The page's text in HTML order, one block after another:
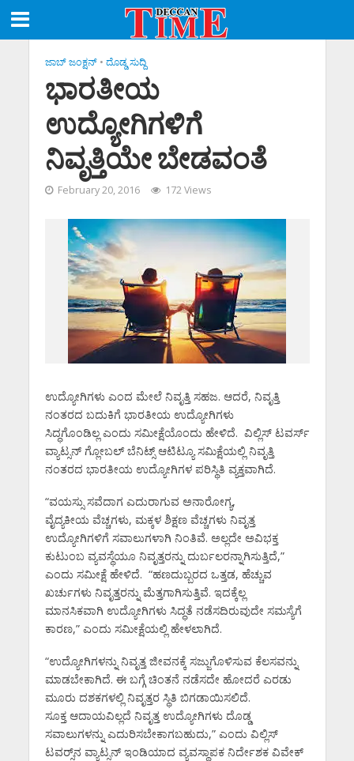
ಜಾಬ್ ಜಂಕ್ಷನ್ • ದೊಡ್ಡ ಸುದ್ದಿ
ಭಾರತೀಯ
ಉದ್ಯೋಗಿಗಳಿಗೆ
ನಿವೃತ್ತಿಯೇ ಬೇಡವಂತೆ
February 20, 2016 172 Views
ಉದ್ಯೋಗಿಗಳು ಎಂದ ಮೇಲೆ ನಿವೃತ್ತಿ ಸಹಜ. ಆದರೆ, ನಿವೃತ್ತಿ
ನಂತರದ ಬದುಕಿಗೆ ಭಾರತೀಯ ಉದ್ಯೋಗಿಗಳು
ಸಿದ್ಧಗೊಂಡಿಲ್ಲ ಎಂದು ಸಮೀಕ್ಷೆಯೊಂದು ಹೇಳಿದೆ. ವಿಲ್ಲಿಸ್ ಟವರ್ಸ್
ವ್ಯಾಟ್ಸನ್ ಗ್ಲೋಬಲ್ ಬೆನಿಟ್ಸ್ ಆಟಿಟ್ಯೂ ಸಮಿಕ್ಷೆಯಲ್ಲಿ ನಿವೃತ್ತಿ
ನಂತರದ ಭಾರತೀಯ ಉದ್ಯೋಗಿಗಳ ಪರಿಸ್ಥಿತಿ ವ್ಯಕ್ತವಾಗಿದೆ.
“ವಯಸ್ಸು ಸವೆದಾಗ ಎದುರಾಗುವ ಅನಾರೋಗ್ಯ,
ವೈದ್ಯಕೀಯ ವೆಚ್ಚಗಳು, ಮಕ್ಕಳ ಶಿಕ್ಷಣ ವೆಚ್ಚಗಳು ನಿವೃತ್ತ
ಉದ್ಯೋಗಿಗಳಿಗೆ ಸವಾಲುಗಳಾಗಿ ನಿಂತಿವೆ. ಅಲ್ಲದೇ ಅವಿಭಕ್ತ
ಕುಟುಂಬ ವ್ಯವಸ್ಥೆಯೂ ನಿವೃತ್ತರನ್ನು ದುರ್ಬಲರನ್ನಾಗಿಸುತ್ತಿದೆ,”
ಎಂದು ಸಮೀಕ್ಷೆ ಹೇಳಿದೆ. “ಹಣದುಬ್ಬರದ ಒತ್ತಡ, ಹೆಚ್ಚುವ
ಖರ್ಚುಗಳು ನಿವೃತ್ತರನ್ನು ಮೆತ್ತಗಾಗಿಸುತ್ತಿವೆ. ಇದಕ್ಕೆಲ್ಲ
ಮಾನಸಿಕವಾಗಿ ಉದ್ಯೋಗಿಗಳು ಸಿದ್ಧತೆ ನಡೆಸದಿರುವುದೇ ಸಮಸ್ಯೆಗೆ
ಕಾರಣ,” ಎಂದು ಸಮೀಕ್ಷೆಯಲ್ಲಿ ಹೇಳಲಾಗಿದೆ.
“ಉದ್ಯೋಗಿಗಳನ್ನು ನಿವೃತ್ತ ಜೀವನಕ್ಕೆ ಸಜ್ಜುಗೊಳಿಸುವ ಕೆಲಸವನ್ನು
ಮಾಡಬೇಕಾಗಿದೆ. ಈ ಬಗ್ಗೆ ಚಿಂತನೆ ನಡೆಸದೇ ಹೋದರೆ ಎರಡು
ಮೂರು ದಶಕಗಳಲ್ಲಿ ನಿವೃತ್ತರ ಸ್ಥಿತಿ ಬಿಗಡಾಯಿಸಲಿದೆ.
ಸೂಕ್ತ ಆದಾಯವಿಲ್ಲದೆ ನಿವೃತ್ತ ಉದ್ಯೋಗಿಗಳು ದೊಡ್ಡ
ಸವಾಲುಗಳನ್ನು ಎದುರಿಸಬೇಕಾಗಬಹುದು,” ಎಂದು ವಿಲ್ಲಿಸ್
ಟವರ್‍ಸ್‌ನ ವ್ಯಾಟ್ಸನ್ ಇಂಡಿಯಾದ ವ್ಯವಸ್ಥಾಪಕ ನಿರ್ದೇಶಕ ವಿವೇಕ್